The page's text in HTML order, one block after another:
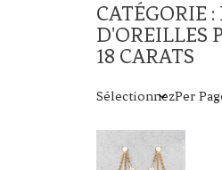
CATÉGORIE :
D'OREILLES
18 CARATS
SélectionnezPer